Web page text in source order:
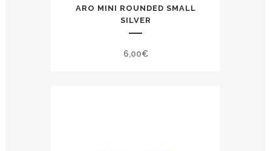
ARO MINI ROUNDED SMALL
SILVER
6,00€